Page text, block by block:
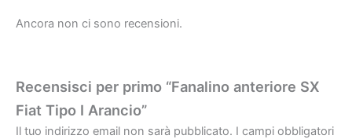
Ancora non ci sono recensioni.
Recensisci per primo “Fanalino anteriore SX
Fiat Tipo I Arancio”
Il tuo indirizzo email non sarà pubblicato. I campi obbligatori